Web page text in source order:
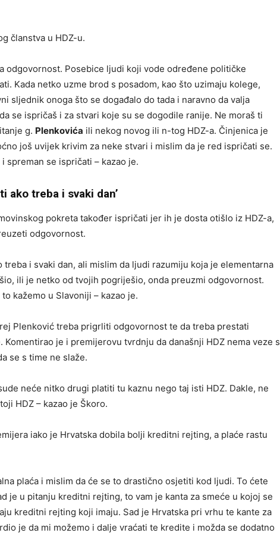
članstva u HDZ-u.
odgovornost. Posebice ljudi koji vode određene političke
Kada netko uzme brod s posadom, kao što uzimaju kolege,
sljednik onoga što se događalo do tada i naravno da valja
se ispričaš i za stvari koje su se dogodile ranije. Ne moraš ti
g. Plenkovića ili nekog novog ili n-tog HDZ-a. Činjenica je
još uvijek krivim za neke stvari i mislim da je red ispričati se.
spreman se ispričati – kazao je.
ako treba i svaki dan’
pokreta također ispričati jer ih je dosta otišlo iz HDZ-a,
odgovornost.
i svaki dan, ali mislim da ljudi razumiju koja je elementarna
ili je netko od tvojih pogriješio, onda preuzmi odgovornost.
kažemo u Slavoniji – kazao je.
Plenković treba prigrliti odgovornost te da treba prestati
je i premijerovu tvrdnju da današnji HDZ nema veze s
se s time ne slaže.
neće nitko drugi platiti tu kaznu nego taj isti HDZ. Dakle, ne
HDZ – kazao je Škoro.
iako je Hrvatska dobila bolji kreditni rejting, a plaće rastu
plaća i mislim da će se to drastično osjetiti kod ljudi. To ćete
je u pitanju kreditni rejting, to vam je kanta za smeće u kojoj se
kreditni rejting koji imaju. Sad je Hrvatska pri vrhu te kante za
je da mi možemo i dalje vraćati te kredite i možda se dodatno